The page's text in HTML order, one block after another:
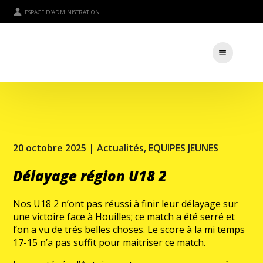
ESPACE D'ADMINISTRATION
20 octobre 2025 |Actualités, EQUIPES JEUNES
Délayage région U18 2
Nos U18 2 n’ont pas réussi à finir leur délayage sur
une victoire face à Houilles; ce match a été serré et
l’on a vu de trés belles choses. Le score à la mi temps
17-15 n’a pas suffit pour maitriser ce match.